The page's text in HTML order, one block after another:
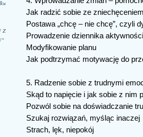
Z
Jak radzić sobie ze
Postawa „chcę – nie chcę”, czyli
Prowadzenie dziennika aktywności
Modyfikowanie planu
Jak podtrzymać motywację do
5. Radzenie sobie z trudnymi
Skąd to napięcie i jak sobie z nim
Pozwól sobie na doświadczanie
Szukaj rozwiązań, myśląc inaczej
Strach, lęk, niepokój